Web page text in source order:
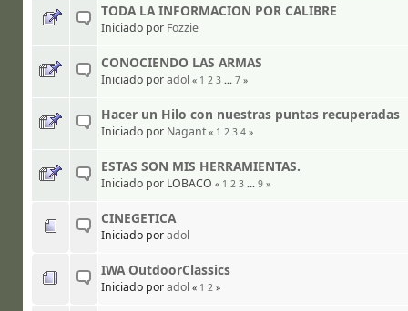
TODA LA INFORMACION POR CALIBRE
Iniciado por Fozzie
CONOCIENDO LAS ARMAS
Iniciado poradol « 1 2 3 ... 7»
Hacer un Hilo con nuestras puntas recuperadas
Iniciado por Nagant « 1 2 3 4»
ESTAS SON MIS HERRAMIENTAS.
Iniciado por LOBACO « 1 2 3 ... 9»
CINEGETICA
Iniciado poradol
IWA OutdoorClassics
Iniciado poradol « 1 2»